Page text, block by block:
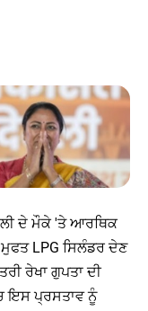
ਦੇ ਮੌਕੇ 'ਤੇ ਆਰਥਿਕ
LPG ਸਿਲੰਡਰ ਦੇਣ
ਰੇਖਾ ਗੁਪਤਾ ਦੀ
ਇਸ ਪ੍ਰਸਤਾਵ ਨੂੰ